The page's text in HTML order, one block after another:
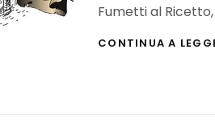
Fumetti al
CONTINUA A